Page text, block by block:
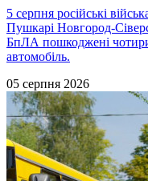
5 серпня російські
Пушкарі Новгород-
БпЛА пошкоджені
автомобіль.
05 серпня 2026